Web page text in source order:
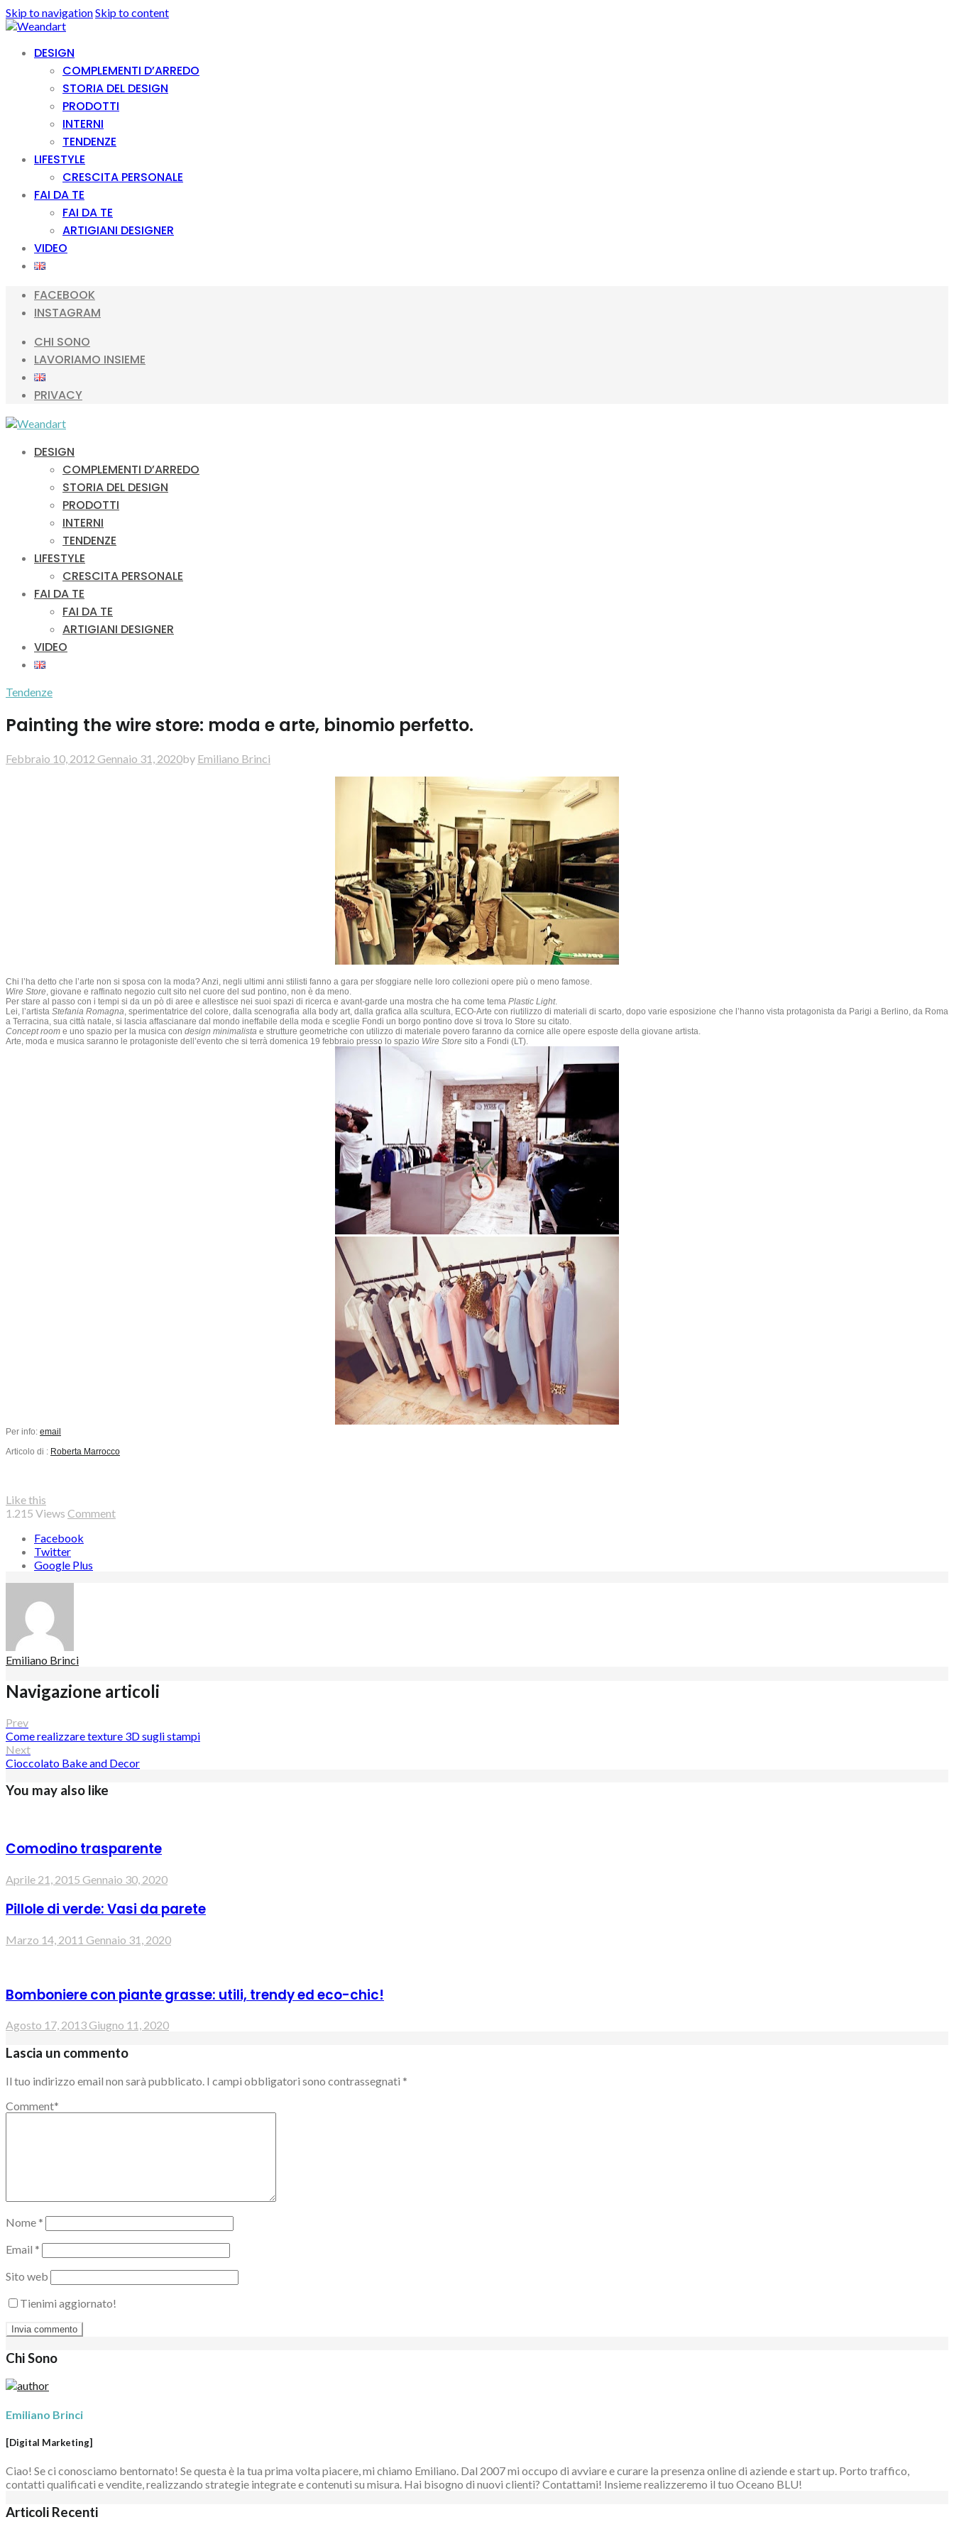
Skip to navigationSkip to content
DESIGN
COMPLEMENTI D’ARREDO
STORIA DEL DESIGN
PRODOTTI
INTERNI
TENDENZE
LIFESTYLE
CRESCITA PERSONALE
FAI DA TE
FAI DA TE
ARTIGIANI DESIGNER
VIDEO
FACEBOOK
INSTAGRAM
CHI SONO
LAVORIAMO INSIEME
PRIVACY
DESIGN
COMPLEMENTI D’ARREDO
STORIA DEL DESIGN
PRODOTTI
INTERNI
TENDENZE
LIFESTYLE
CRESCITA PERSONALE
FAI DA TE
FAI DA TE
ARTIGIANI DESIGNER
VIDEO
Tendenze
Painting the wire store: moda e arte, binomio perfetto.
Febbraio 10, 2012 Gennaio 31, 2020by Emiliano Brinci
Chi l’ha detto che l’arte non si sposa con la moda? Anzi, negli ultimi anni stilisti fanno a gara per sfoggiare nelle loro collezioni opere più o meno famose.
Wire Store, giovane e raffinato negozio cult sito nel cuore del sud pontino, non è da meno.
Per stare al passo con i tempi si da un pò di aree e allestisce nei suoi spazi di ricerca e avant-garde una mostra che ha come tema Plastic Light.
Lei, l’artistaStefania Romagna, sperimentatrice del colore, dalla scenografia alla body art, dalla grafica alla scultura, ECO-Arte con riutilizzo di materiali di scarto, dopo varie esposizione che l’hanno vista protagonista da Parigi a Berlino, da Roma
a Terracina, sua città natale, si lascia affascianare dal mondo ineffabile della moda e sceglie Fondi un borgo pontino dove si trova lo Store su citato.
Concept room e uno spazio per la musica con design minimalista e strutture geometriche con utilizzo di materiale povero faranno da cornice alle opere esposte della giovane artista.
Arte, moda e musica saranno le protagoniste dell’evento che si terrà domenica 19 febbraio presso lo spazio Wire Store sito a Fondi (LT).
Per info: email
Articolo di : Roberta Marrocco
Like this
1.215 Views Comment
Facebook
Twitter
Google Plus
Emiliano Brinci
Navigazione articoli
Prev
Come realizzare texture 3D sugli stampi
Next
Cioccolato Bake and Decor
You may also like
Comodino trasparente
Aprile 21, 2015 Gennaio 30, 2020
Pillole di verde: Vasi da parete
Marzo 14, 2011 Gennaio 31, 2020
Bomboniere con piante grasse: utili, trendy ed eco-chic!
Agosto 17, 2013Giugno 11, 2020
Lascia un commento
Il tuo indirizzo email non sarà pubblicato. I campi obbligatori sono contrassegnati *
Comment*
Nome *
Email *
Sito web
Tienimi aggiornato!
Chi Sono
Emiliano Brinci
[Digital Marketing]
Ciao! Se ci conosciamo bentornato! Se questa è la tua prima volta piacere, mi chiamo Emiliano. Dal 2007 mi occupo di avviare e curare la presenza online di aziende e start up. Porto traffico,
contatti qualificati e vendite, realizzando strategie integrate e contenuti su misura. Hai bisogno di nuovi clienti? Contattami! Insieme realizzeremo il tuo Oceano BLU!
Articoli Recenti